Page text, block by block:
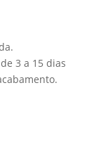
3 a 15 dias